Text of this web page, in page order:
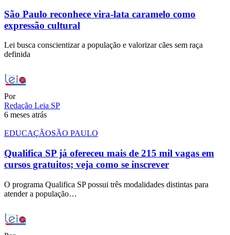
São Paulo reconhece vira-lata caramelo como
expressão cultural
Lei busca conscientizar a população e valorizar cães sem raça
definida
Por
Redação Leia SP
6 meses atrás
EDUCAÇÃOSÃO PAULO
Qualifica SP já ofereceu mais de 215 mil vagas em
cursos gratuitos; veja como se inscrever
O programa Qualifica SP possui três modalidades distintas para
atender a população…